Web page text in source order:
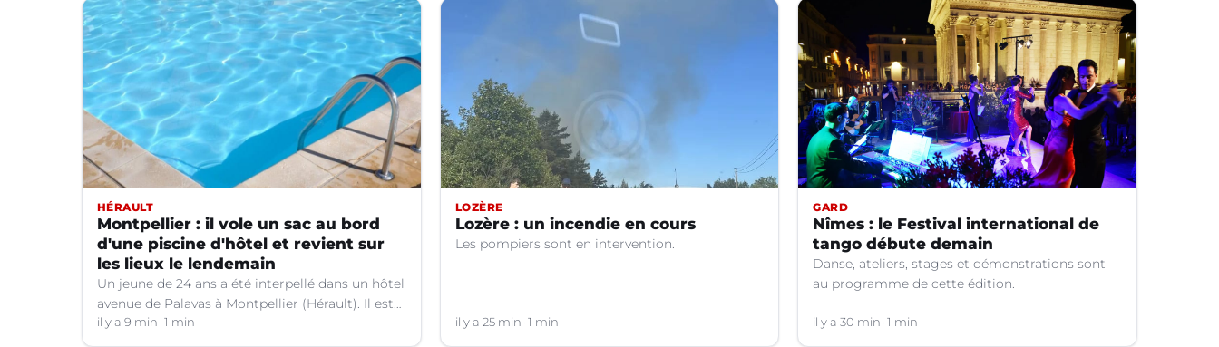
HÉRAULT
Montpellier : il vole un sac au bord
d'une piscine d'hôtel et revient sur
les lieux le lendemain
Un jeune de 24 ans a été interpellé dans un hôtel
avenue de Palavas à Montpellier (Hérault). Il est
suspecté d'avoir volé le sac d'une cliente.
il y a 9 min 1 min
LOZÈRE
Lozère : un incendie en cours
Les pompiers sont en intervention.
il y a 25 min 1 min
GARD
Nîmes : le Festival international de
tango débute demain
Danse, ateliers, stages et démonstrations sont
au programme de cette édition.
il y a 30 min 1 min